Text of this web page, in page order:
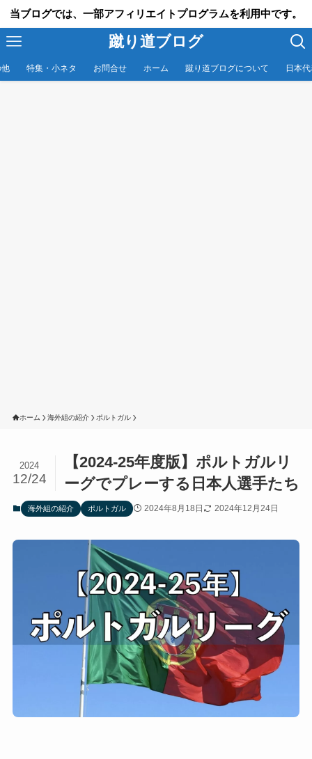
当ブログでは、一部アフィリエイトプログラムを利用中です。
蹴り道ブログ
特集・小ネタ お問合せ ホーム 蹴り道ブログについて 日本
ホーム 海外組の紹介 ポルトガル
【2024-25年度版】ポルトガルリ
ーグでプレーする日本人選手たち
2024
12/24
海外組の紹介 ポルトガル 2024年8月18日 2024年12月24日